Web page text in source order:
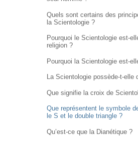
Quels sont certains des
la Scientologie ?
Pourquoi le Scientologie est-
religion ?
Pourquoi la Scientologie est-
La Scientologie possède-t-elle
Que signifie la croix de
Que représentent le symbole
le S et le double triangle ?
Qu’est-ce que la Dianétique ?